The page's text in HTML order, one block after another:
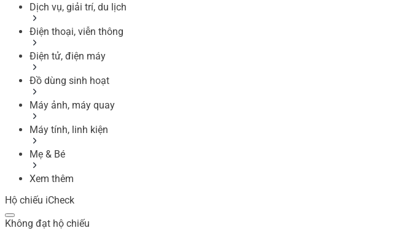
Dịch vụ, giải trí, du lịch
Điện thoại, viễn thông
Điện tử, điện máy
Đồ dùng sinh hoạt
Máy ảnh, máy quay
Máy tính, linh kiện
Mẹ & Bé
Xem thêm
Hộ chiếu iCheck
Không đạt hộ chiếu